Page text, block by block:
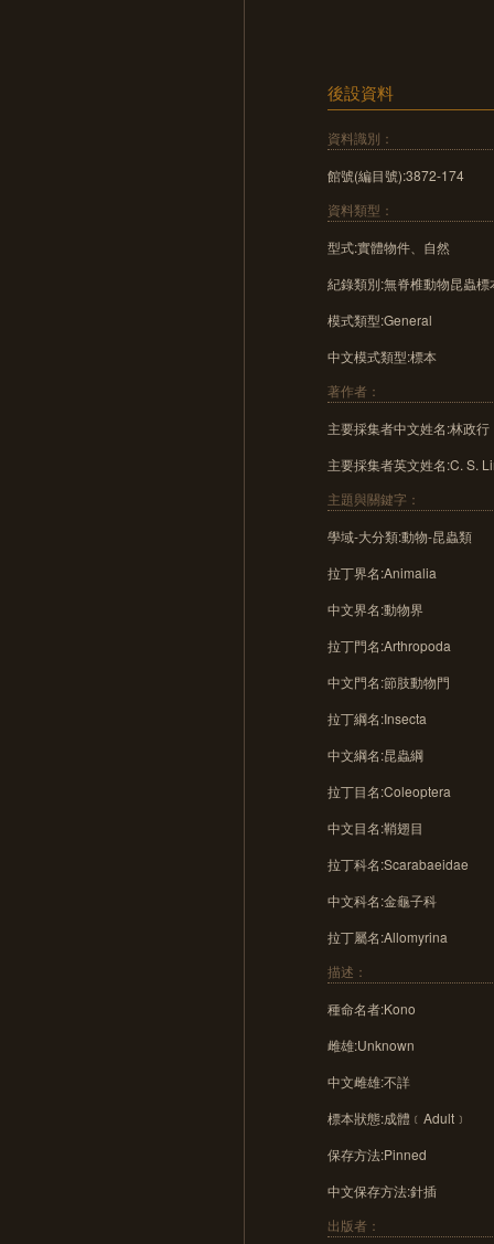
後設資料
資料識別：
館號(編目號):3872-174
資料類型：
型式:實體物件、自然
紀錄類別:無脊椎動物昆蟲標
模式類型:General
中文模式類型:標本
著作者：
主要採集者中文姓名:林政行
主要採集者英文姓名:C. S.
主題與關鍵字：
學域-大分類:動物-昆蟲類
拉丁界名:Animalia
中文界名:動物界
拉丁門名:Arthropoda
中文門名:節肢動物門
拉丁綱名:Insecta
中文綱名:昆蟲綱
拉丁目名:Coleoptera
中文目名:鞘翅目
拉丁科名:Scarabaeidae
中文科名:金龜子科
拉丁屬名:Allomyrina
描述：
種命名者:Kono
雌雄:Unknown
中文雌雄:不詳
標本狀態:成體﹝Adult﹞
保存方法:Pinned
中文保存方法:針插
出版者：